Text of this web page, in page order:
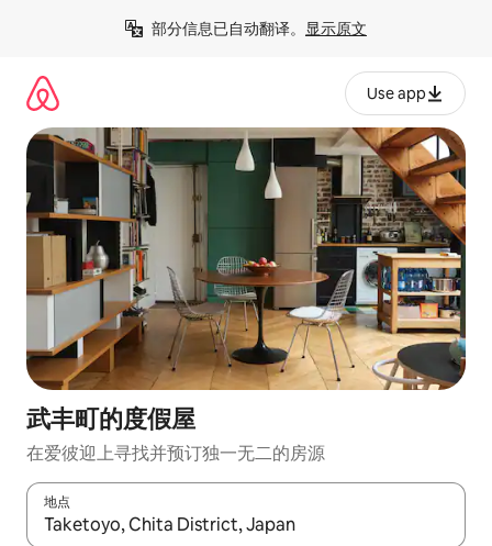
部分信息已自动翻译。 显示原文
Use app
武丰町的度假屋
在爱彼迎上寻找并预订独一无二的房源
地点
如有搜索结果，请使用上下方向键查看，或通过点击或滑动手势